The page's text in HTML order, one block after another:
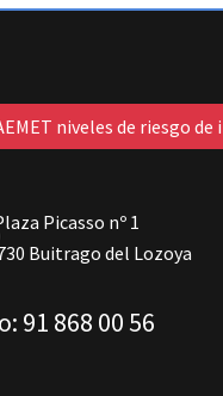
niveles de riesgo de
Picasso nº 1
Buitrago del Lozoya
91 868 00 56